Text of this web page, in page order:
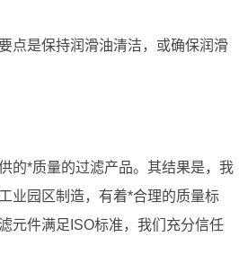
点是保持润滑油清洁，或确保润滑
的*质量的过滤产品。其结果是，我
业园区制造，有着*合理的质量标
元件满足ISO标准，我们充分信任